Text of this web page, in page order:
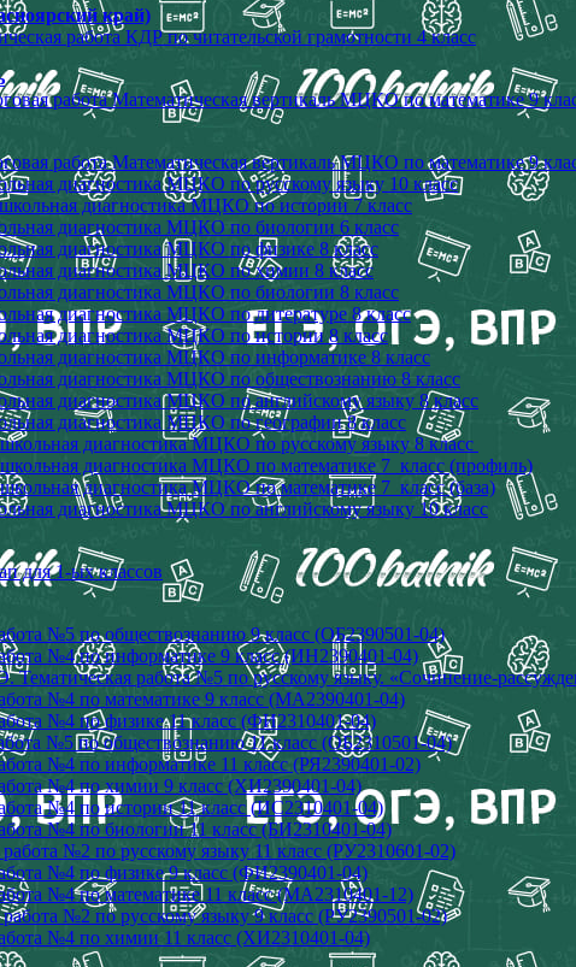
край)
работа КДР по читательской грамотности 4 класс
работа Математическая вертикаль МЦКО по математике 9
работа Математическая вертикаль МЦКО по математике 9
диагностика МЦКО по русскому языку 10 класс
диагностика МЦКО по истории 7 класс
диагностика МЦКО по биологии 6 класс
диагностика МЦКО по физике 8 класс
диагностика МЦКО по химии 8 класс
диагностика МЦКО по биологии 8 класс
диагностика МЦКО по литературе 8 класс
диагностика МЦКО по истории 8 класс
диагностика МЦКО по информатике 8 класс
диагностика МЦКО по обществознанию 8 класс
диагностика МЦКО по английскому языку 8 класс
диагностика МЦКО по географии 8 класс
диагностика МЦКО по русскому языку 8 класс
диагностика МЦКО по математике 7 класс (профиль)
диагностика МЦКО по математике 7 класс (база)
диагностика МЦКО по английскому языку 10 класс
для 1-ых классов
№5 по обществознанию 9 класс (ОБ2390501-04)
№4 по информатике 9 класс (ИН2390401-04)
Тематическая работа №5 по русскому языку. «Сочинение-
№4 по математике 9 класс (МА2390401-04)
№4 по физике 11 класс (ФИ2310401-04)
№5 по обществознанию 11 класс (ОБ2310501-04)
№4 по информатике 11 класс (РЯ2390401-02)
№4 по химии 9 класс (ХИ2390401-04)
№4 по истории 11 класс (ИС2310401-04)
№4 по биологии 11 класс (БИ2310401-04)
работа №2 по русскому языку 11 класс (РУ2310601-02)
№4 по физике 9 класс (ФИ2390401-04)
№4 по математике 11 класс (МА2310401-12)
работа №2 по русскому языку 9 класс (РУ2390501-02)
№4 по химии 11 класс (ХИ2310401-04)